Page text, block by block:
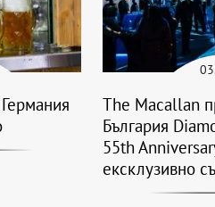
The Macallan
България
55th
ексклузивно